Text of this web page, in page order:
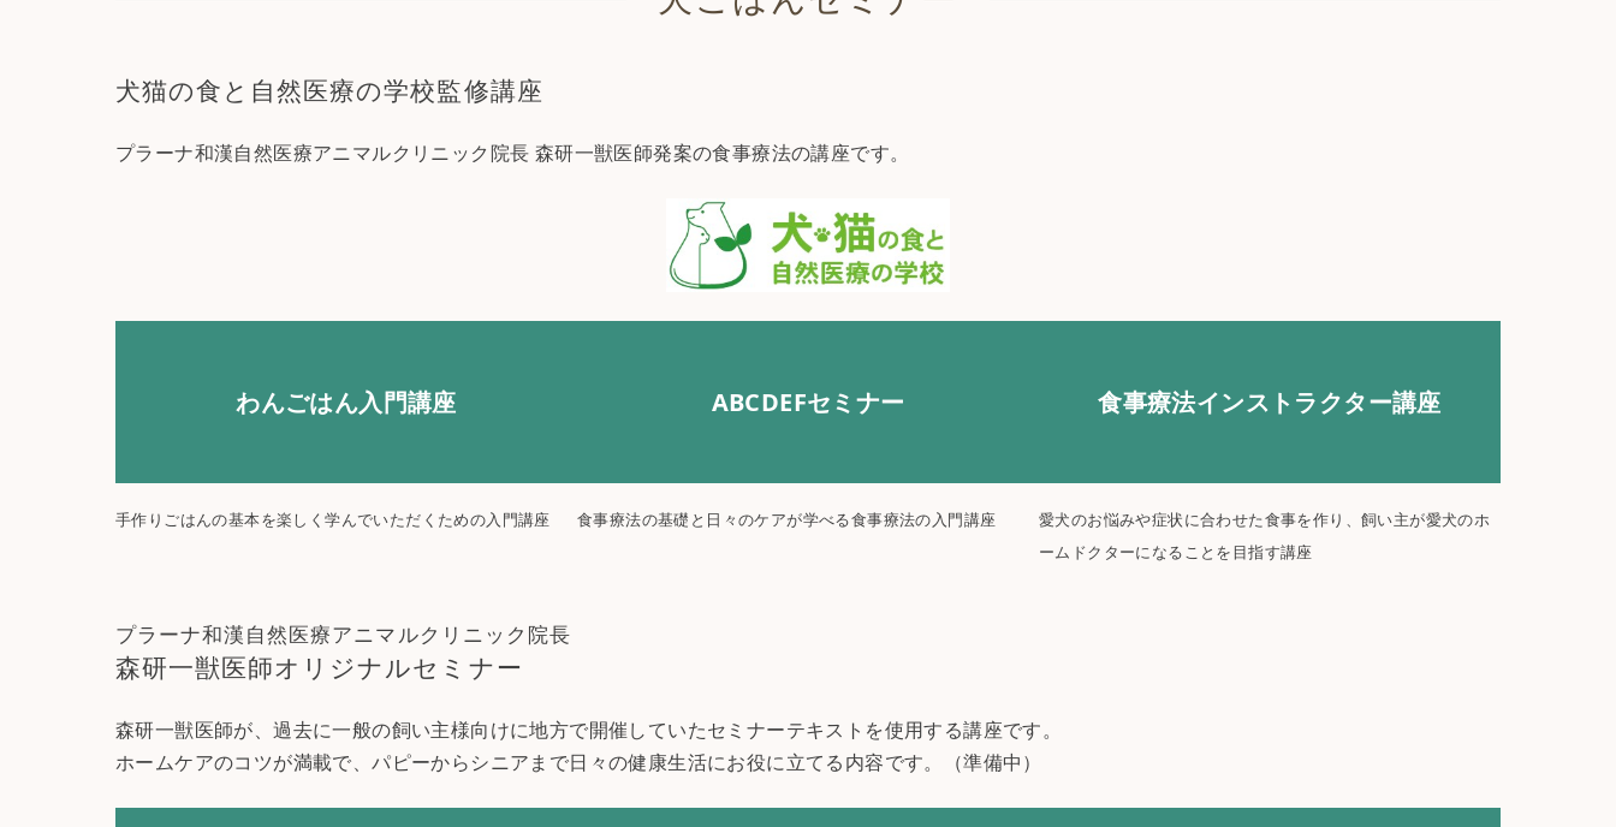
犬猫の食と自然医療の学校監修講座
プラーナ和漢自然医療アニマルクリニック院長 森研一獣医師発案の食事療法の講座です。
わんごはん入門講座
手作りごはんの基本を楽しく学んでいただくための入門講座
ABCDEFセミナー
食事療法の基礎と日々のケアが学べる食事療法の入門講座
食事療法インストラクター講座
愛犬のお悩みや症状に合わせた食事を作り、飼い主が愛犬のホ
ームドクターになることを目指す講座
プラーナ和漢自然医療アニマルクリニック院長
森研一獣医師オリジナルセミナー
森研一獣医師が、過去に一般の飼い主様向けに地方で開催していたセミナーテキストを使用する講座です。
ホームケアのコツが満載で、パピーからシニアまで日々の健康生活にお役に立てる内容です。（準備中）